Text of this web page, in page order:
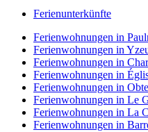
Ferienunterkünfte
Ferienwohnungen in
Ferienwohnungen in
Ferienwohnungen in
Ferienwohnungen in
Ferienwohnungen in
Ferienwohnungen in Le
Ferienwohnungen in La
Ferienwohnungen in